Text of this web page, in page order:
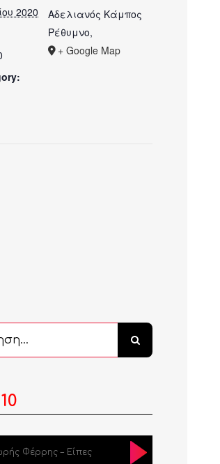
2020
Αδελιανός Κάμπος
Ρέθυμνο,
+ Google Map
Φέρρης – Είπες